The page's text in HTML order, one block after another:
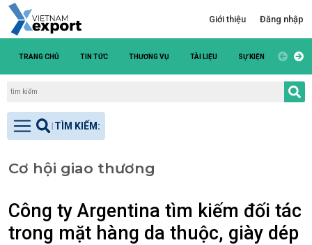
Giới thiệu Đăng nhập
TRANG CHỦ TIN TỨC THƯƠNG VỤ TÀI LIỆU SỰ KIỆN DANH
Cơ hội giao thương
Công ty Argentina tìm kiếm đối tác
trong mặt hàng da thuộc, giày dép